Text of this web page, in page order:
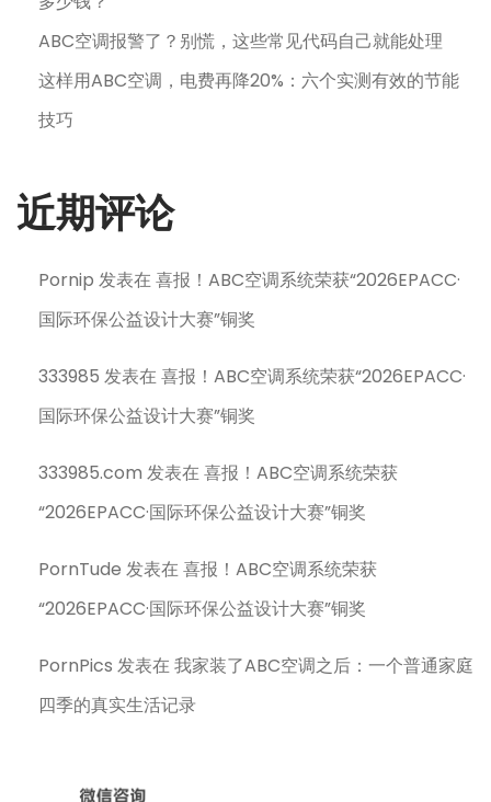
ABC空调报警了？别慌，这些常见代码自己就能处理
这样用ABC空调，电费再降20%：六个实测有效的节能
技巧
近期评论
Pornip 发表在喜报！ABC空调系统荣获“2026EPACC·
国际环保公益设计大赛”铜奖
333985 发表在喜报！ABC空调系统荣获“2026EPACC·
国际环保公益设计大赛”铜奖
333985.com 发表在喜报！ABC空调系统荣获
“2026EPACC·国际环保公益设计大赛”铜奖
PornTude 发表在喜报！ABC空调系统荣获
“2026EPACC·国际环保公益设计大赛”铜奖
PornPics 发表在我家装了ABC空调之后：一个普通家庭
四季的真实生活记录